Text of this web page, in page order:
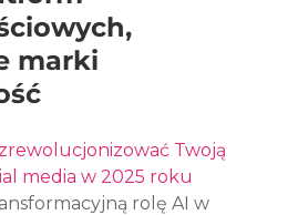
marki
Twoją
media w 2025 roku
rolę AI w